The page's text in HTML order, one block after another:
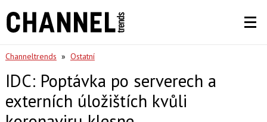
Channeltrends » Ostatní
IDC: Poptávka po serverech a
externích úložištích kvůli